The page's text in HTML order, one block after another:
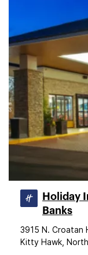
Holiday
Banks
3915 N. Croatan
Kitty Hawk,